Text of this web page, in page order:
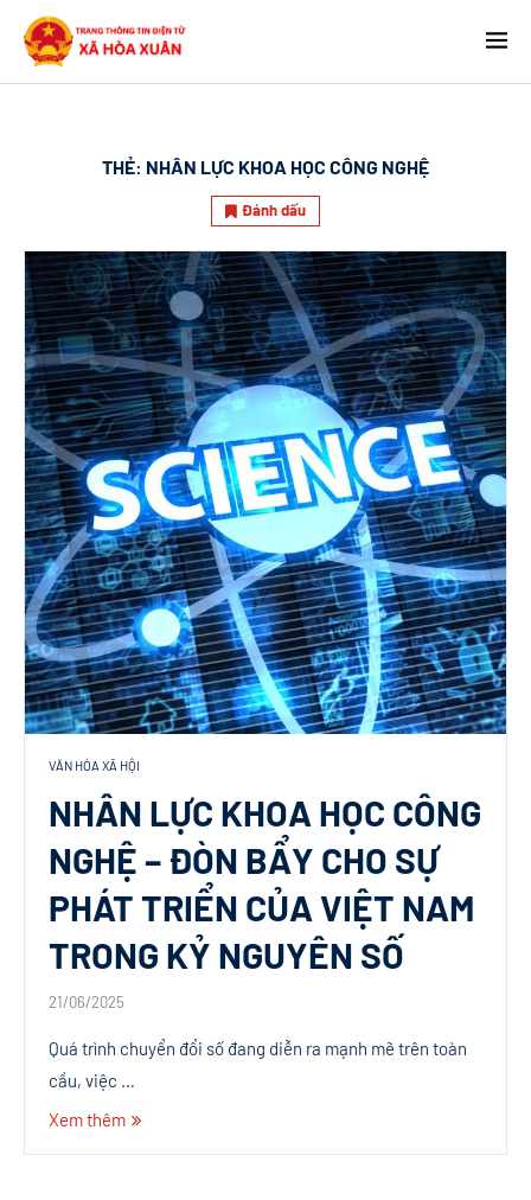
THẺ: NHÂN LỰC KHOA HỌC CÔNG NGHỆ
Đánh dấu
VĂN HÓA XÃ HỘI
NHÂN LỰC KHOA HỌC CÔNG
NGHỆ – ĐÒN BẨY CHO SỰ
PHÁT TRIỂN CỦA VIỆT NAM
TRONG KỶ NGUYÊN SỐ
21/06/2025
Quá trình chuyển đổi số đang diễn ra mạnh mẽ trên toàn
cầu, việc …
Xem thêm